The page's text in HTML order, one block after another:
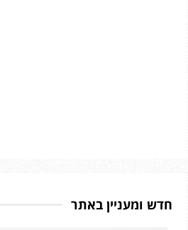
חדש ומעניין באתר